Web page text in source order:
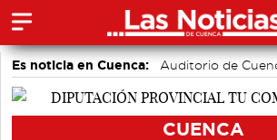
Es noticia en Cuenca: Auditorio de
CUENCA